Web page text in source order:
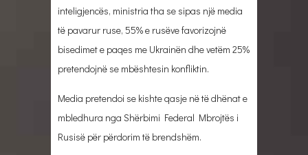
inteligjencës, ministria tha se sipas një media
të pavarur ruse, 55% e rusëve favorizojnë
bisedimet e paqes me Ukrainën dhe vetëm 25%
pretendojnë se mbështesin konfliktin.
Media pretendoi se kishte qasje në të dhënat e
mbledhura nga Shërbimi Federal Mbrojtës i
Rusisë për përdorim të brendshëm.